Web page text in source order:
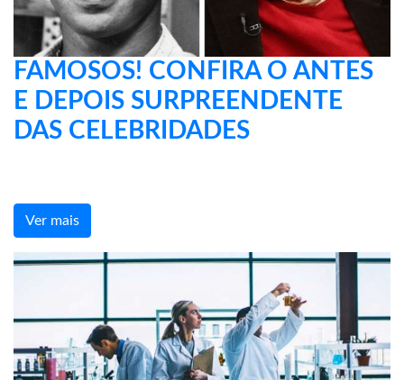
FAMOSOS! CONFIRA O ANTES
E DEPOIS SURPREENDENTE
DAS CELEBRIDADES
Ver mais